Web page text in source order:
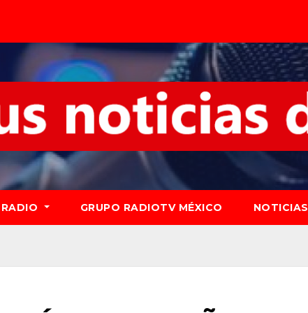
RADIO GRUPO RADIOTV MÉXICO NOTICIAS